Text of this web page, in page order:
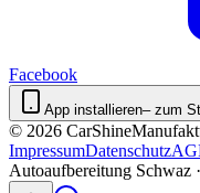
Facebook
App installieren– zum
© 2026
ImpressumDatenschutz
Autoaufbereitung Schwaz